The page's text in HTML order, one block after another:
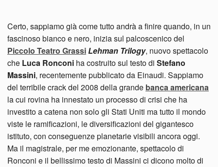
Certo, sappiamo già come tutto andrà a finire quando, in un
fascinoso bianco e nero, inizia sul palcoscenico del
Piccolo Teatro GrassiLehman Trilogy, nuovo spettacolo
che Luca Ronconi ha costruito sul testo di Stefano
Massini, recentemente pubblicato da Einaudi. Sappiamo
del terribile crack del 2008 della grande banca americana
la cui rovina ha innestato un processo di crisi che ha
investito a catena non solo gli Stati Uniti ma tutto il mondo
viste le ramificazioni, le diversificazioni del gigantesco
istituto, con conseguenze planetarie visibili ancora oggi.
Ma il magistrale, per me emozionante, spettacolo di
Ronconi e il bellissimo testo di Massini ci dicono molto di